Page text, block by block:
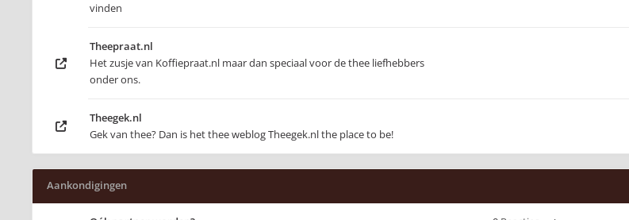
vinden
Theepraat.nl
Het zusje van Koffiepraat.nl maar dan speciaal voor de thee liefhebbers
onder ons.
Theegek.nl
Gek van thee? Dan is het thee weblog Theegek.nl the place to be!
Aankondigingen